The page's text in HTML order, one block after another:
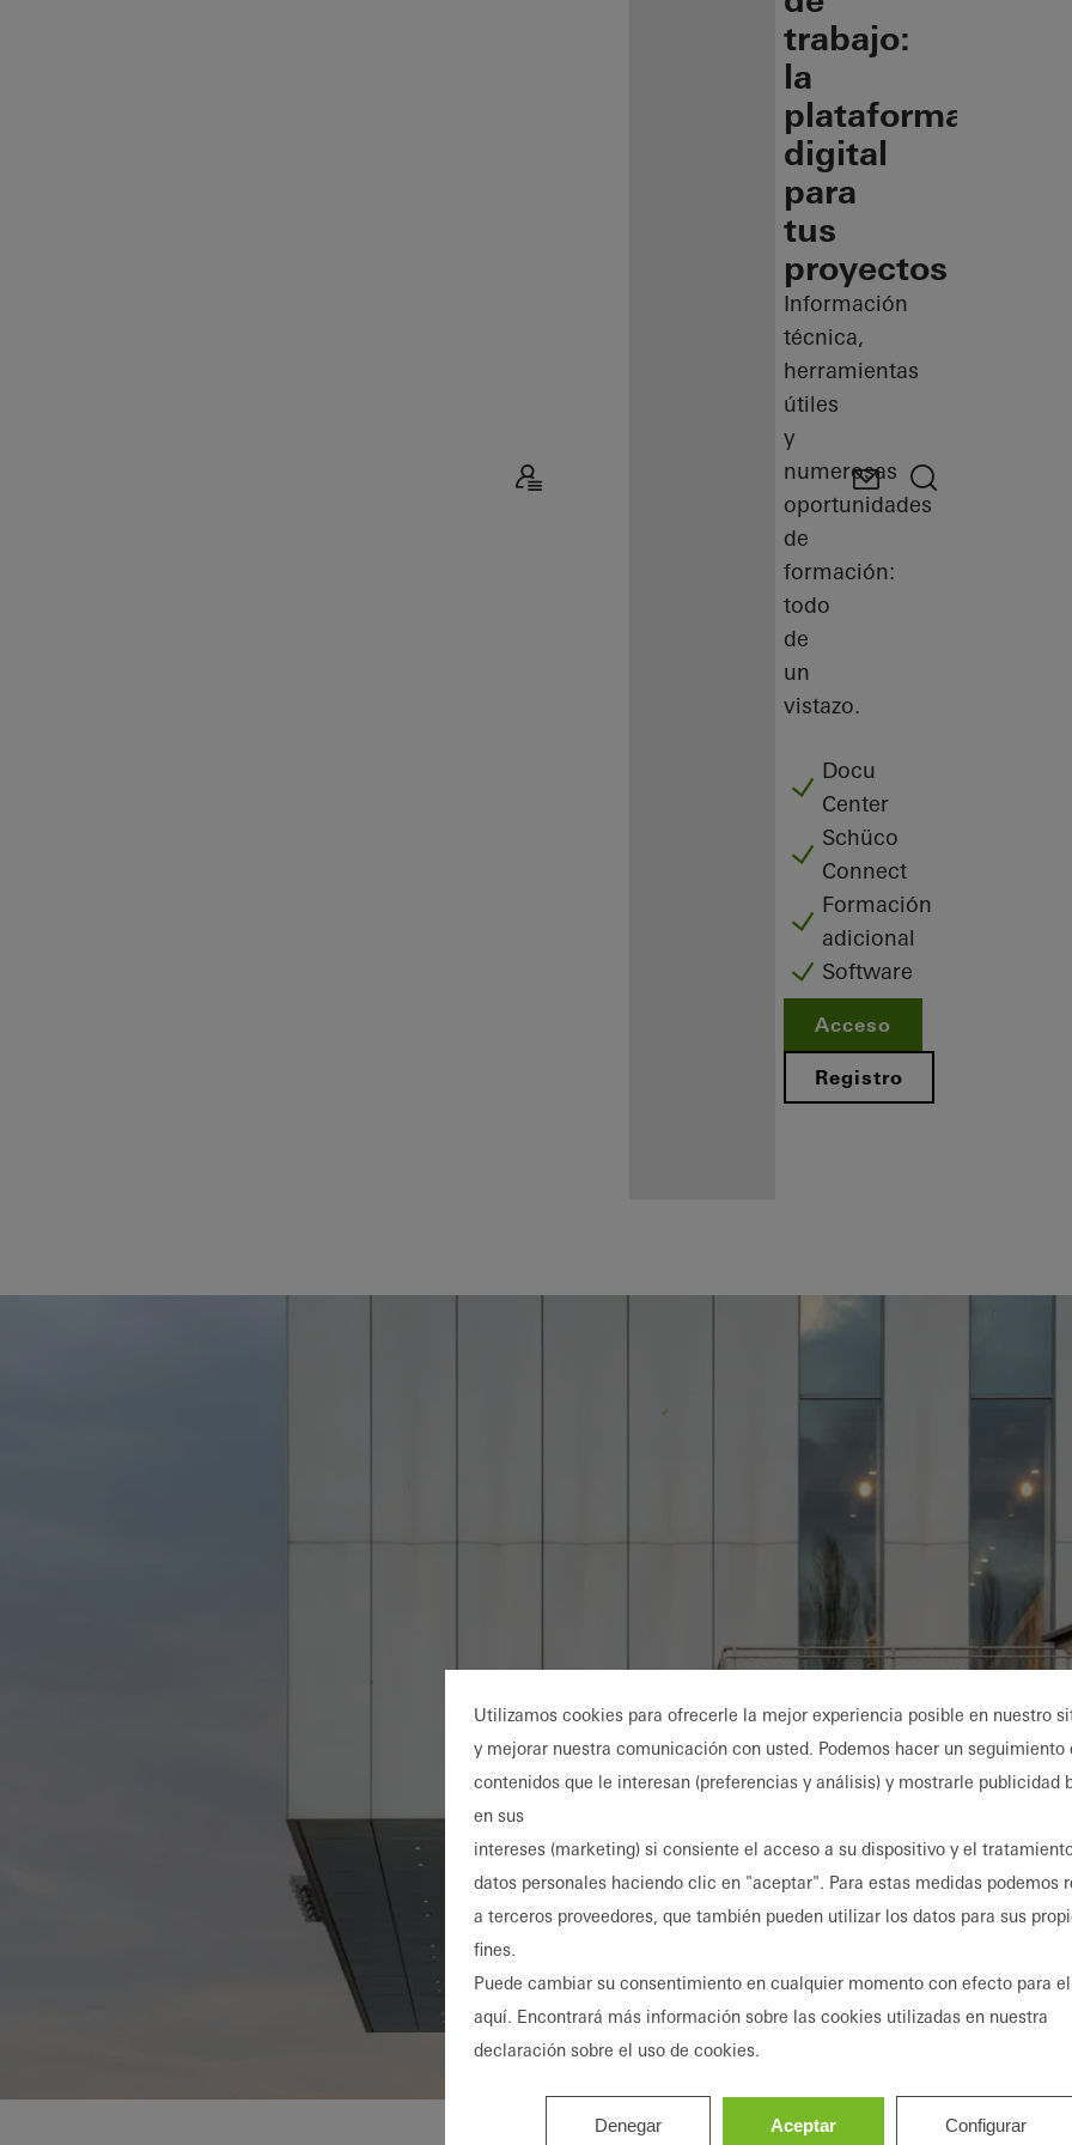
como
fabricante
trabajo:
la
plataforma
digital
para
tus
proyectos
Información
técnica,
herramientas
útiles
y
numerosas
oportunidades
de
formación:
todo
de
un
vistazo.
Docu
Center
Schüco
Connect
Formación
adicional
Software
Acceso
Registro
Utilizamos cookies para ofrecerle la mejor experiencia posible en nuestro
y mejorar nuestra comunicación con usted. Podemos hacer un seguimiento
contenidos que le interesan (preferencias y análisis) y mostrarle publicidad
en sus
intereses (marketing) si consiente el acceso a su dispositivo y el
datos personales haciendo clic en "aceptar". Para estas medidas podemos
a terceros proveedores, que también pueden utilizar los datos para sus
fines.
Puede cambiar su consentimiento en cualquier momento con efecto para
aquí. Encontrará más información sobre las cookies utilizadas en nuestra
declaración sobre el uso de cookies.
Denegar Aceptar Configurar